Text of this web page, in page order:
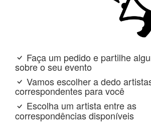
Faça um pedido e partilhe
sobre o seu evento
Vamos escolher a dedo
correspondentes para você
Escolha um artista entre as
correspondências disponíveis